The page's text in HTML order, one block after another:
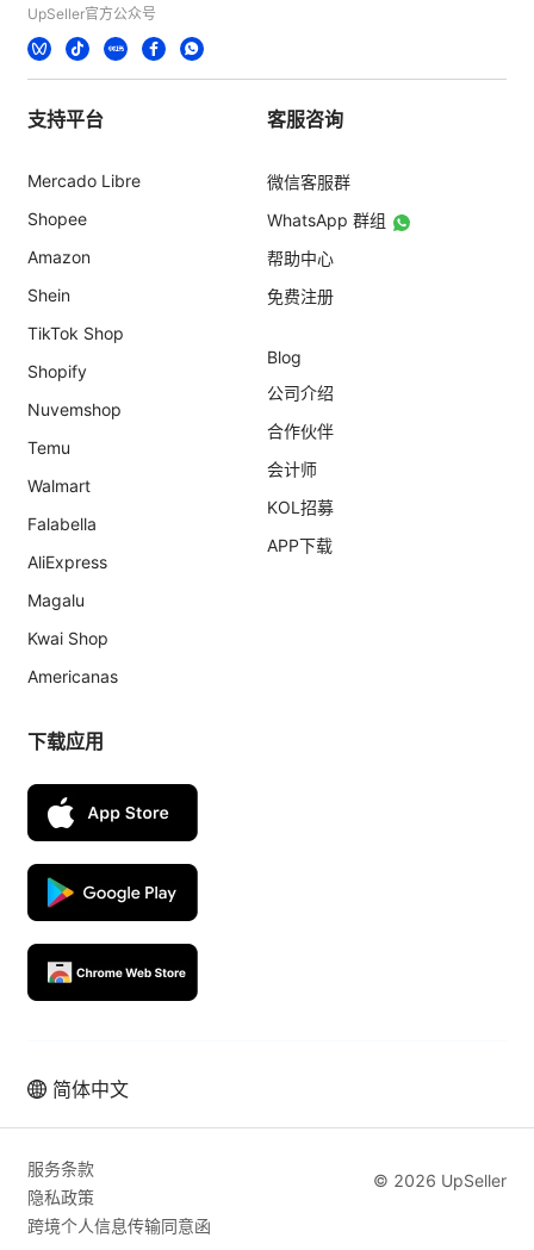
UpSeller官方公众号
支持平台
Mercado Libre
Shopee
Amazon
Shein
TikTok Shop
Shopify
Nuvemshop
Temu
Walmart
Falabella
AliExpress
Magalu
Kwai Shop
Americanas
客服咨询
微信客服群
WhatsApp 群组
帮助中心
免费注册
Blog
公司介绍
合作伙伴
会计师
KOL招募
APP下载
下载应用
简体中文
服务条款
隐私政策
跨境个人信息传输同意函
© 2026 UpSeller